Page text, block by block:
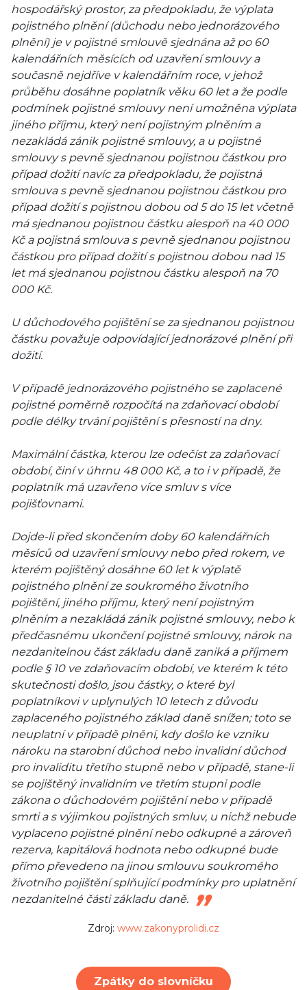
hospodářský prostor, za předpokladu, že výplata
pojistného plnění (důchodu nebo jednorázového
plnění) je v pojistné smlouvě sjednána až po 60
kalendářních měsících od uzavření smlouvy a
současně nejdříve v kalendářním roce, v jehož
průběhu dosáhne poplatník věku 60 let a že podle
podmínek pojistné smlouvy není umožněna výplata
jiného příjmu, který není pojistným plněním a
nezakládá zánik pojistné smlouvy, a u pojistné
smlouvy s pevně sjednanou pojistnou částkou pro
případ dožití navíc za předpokladu, že pojistná
smlouva s pevně sjednanou pojistnou částkou pro
případ dožití s pojistnou dobou od 5 do 15 let včetně
má sjednanou pojistnou částku alespoň na 40 000
Kč a pojistná smlouva s pevně sjednanou pojistnou
částkou pro případ dožití s pojistnou dobou nad 15
let má sjednanou pojistnou částku alespoň na 70
000 Kč.
U důchodového pojištění se za sjednanou pojistnou
částku považuje odpovídající jednorázové plnění při
dožití.
V případě jednorázového pojistného se zaplacené
pojistné poměrně rozpočítá na zdaňovací období
podle délky trvání pojištění s přesností na dny.
Maximální částka, kterou lze odečíst za zdaňovací
období, činí v úhrnu 48 000 Kč, a to i v případě, že
poplatník má uzavřeno více smluv s více
pojišťovnami.
Dojde-li před skončením doby 60 kalendářních
měsíců od uzavření smlouvy nebo před rokem, ve
kterém pojištěný dosáhne 60 let k výplatě
pojistného plnění ze soukromého životního
pojištění, jiného příjmu, který není pojistným
plněním a nezakládá zánik pojistné smlouvy, nebo k
předčasnému ukončení pojistné smlouvy, nárok na
nezdanitelnou část základu daně zaniká a příjmem
podle § 10 ve zdaňovacím období, ve kterém k této
skutečnosti došlo, jsou částky, o které byl
poplatníkovi v uplynulých 10 letech z důvodu
zaplaceného pojistného základ daně snížen; toto se
neuplatní v případě plnění, kdy došlo ke vzniku
nároku na starobní důchod nebo invalidní důchod
pro invaliditu třetího stupně nebo v případě, stane-li
se pojištěný invalidním ve třetím stupni podle
zákona o důchodovém pojištění nebo v případě
smrti a s výjimkou pojistných smluv, u nichž nebude
vyplaceno pojistné plnění nebo odkupné a zároveň
rezerva, kapitálová hodnota nebo odkupné bude
přímo převedeno na jinou smlouvu soukromého
životního pojištění splňující podmínky pro uplatnění
nezdanitelné části základu daně.
Zdroj: www.zakonyprolidi.cz
Zpátky do slovníčku